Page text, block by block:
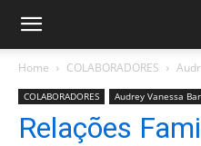
Home COLABORADORES
COLABORADORES Audrey Vanessa
Relações